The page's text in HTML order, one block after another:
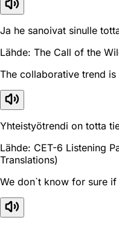
Ja he sanoivat sinulle
Lähde: The Call of the
The collaborative trend
Yhteistyötrendi on totta
Lähde: CET-6 Listening
Translations)
We don`t know for sure if